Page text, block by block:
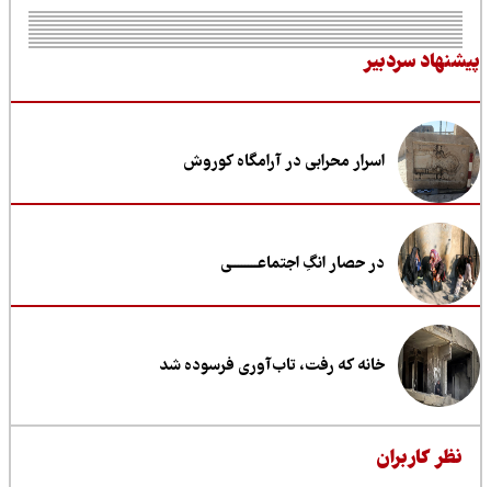
سردبیر
اسرار محرابی در آرامگاه کوروش
در حصار انگِ اجتماعــــــــی
خانه که رفت، تاب‌آوری فرسوده شد
کاربران